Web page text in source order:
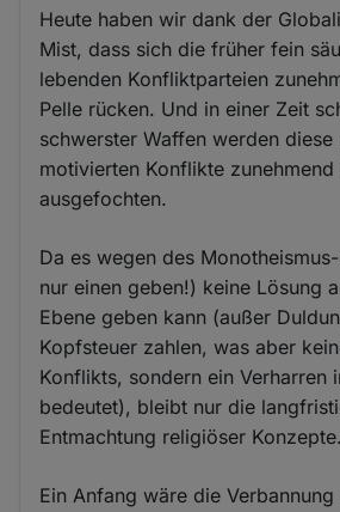
Heute haben wir dank der
Mist, dass sich die früher fein
lebenden Konfliktparteien
Pelle rücken. Und in einer Zeit
schwerster Waffen werden diese
motivierten Konflikte
ausgefochten.
Da es wegen des
nur einen geben!) keine Lösung
Ebene geben kann (außer
Kopfsteuer zahlen, was aber
Konflikts, sondern ein Verharren
bedeutet), bleibt nur die
Entmachtung religiöser Konzepte.
Ein Anfang wäre die